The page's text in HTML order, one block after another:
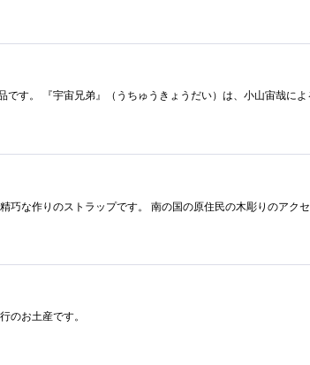
のお土産です。